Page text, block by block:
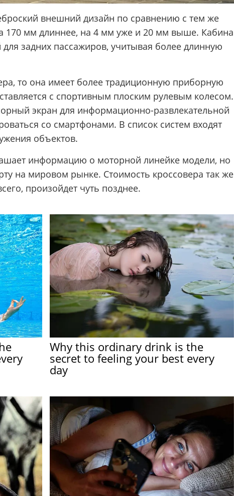
внешний дизайн по сравнению с тем же
170 мм длиннее, на 4 мм уже и 20 мм выше. Кабина
задних пассажиров, учитывая более длинную
то она имеет более традиционную приборную
с спортивным плоским рулевым колесом.
экран для информационно-развлекательной
со смартфонами. В список систем входят
объектов.
информацию о моторной линейке модели, но
на мировом рынке. Стоимость кроссовера так же
произойдет чуть позднее.
Why this ordinary drink is the
secret to feeling your best every
day